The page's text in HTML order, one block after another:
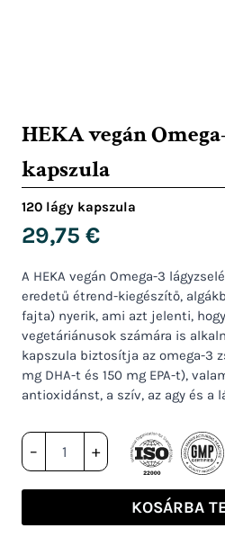
HEKA vegán
kapszula
120 lágy kapszula
29,75 €
A HEKA vegán Omega-3
eredetű étrend-kiegészítő,
fajta) nyerik, ami azt jelenti,
vegetáriánusok számára is
kapszula biztosítja az omega-3
mg DHA-t és 150 mg EPA-t),
antioxidánst, a szív, az agy és a
–
HEKA
vegán
lágyzselé
+
KOSÁRBA